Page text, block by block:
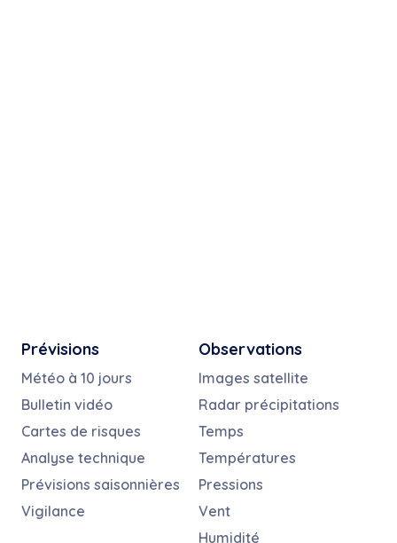
Prévisions
Météo à 10 jours
Bulletin vidéo
Cartes de risques
Analyse technique
Prévisions saisonnières
Vigilance
Observations
Images satellite
Radar précipitations
Temps
Températures
Pressions
Vent
Humidité